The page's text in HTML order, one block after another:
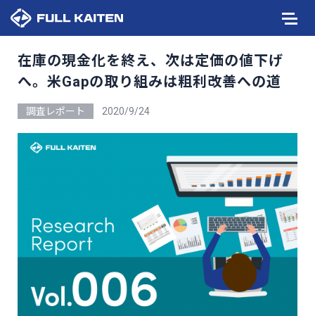
在庫の現金化を終え、次は定価の値下げ
へ。米Gapの取り組みは粗利改善への道
調査レポート 2020/9/24